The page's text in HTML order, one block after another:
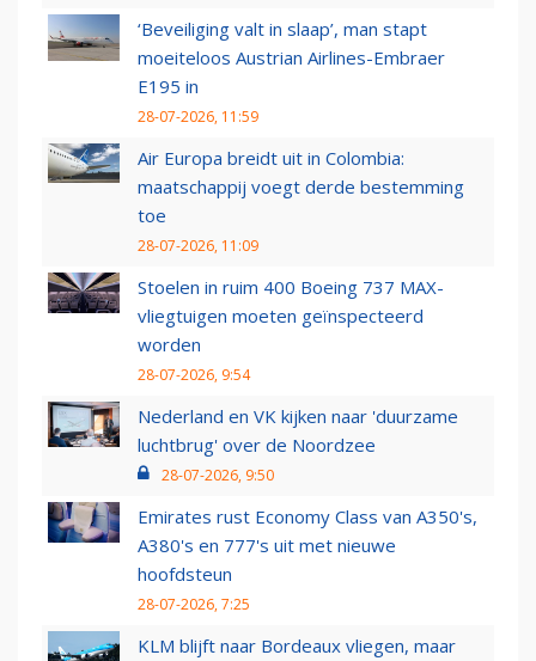
‘Beveiliging valt in slaap’, man stapt
moeiteloos Austrian Airlines-Embraer
E195 in
28-07-2026, 11:59
Air Europa breidt uit in Colombia:
maatschappij voegt derde bestemming
toe
28-07-2026, 11:09
Stoelen in ruim 400 Boeing 737 MAX-
vliegtuigen moeten geïnspecteerd
worden
28-07-2026, 9:54
Nederland en VK kijken naar 'duurzame
luchtbrug' over de Noordzee
28-07-2026, 9:50
Emirates rust Economy Class van A350's,
A380's en 777's uit met nieuwe
hoofdsteun
28-07-2026, 7:25
KLM blijft naar Bordeaux vliegen, maar